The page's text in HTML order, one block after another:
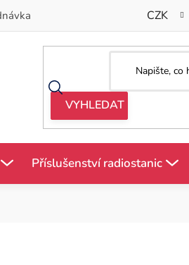
CZK
Příslušenství radiostanic